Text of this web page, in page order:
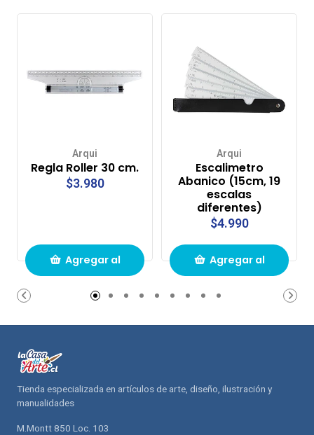
Arqui
Regla Roller 30 cm.
$3.980
Agregar al
carrito de
compras
Arqui
Escalimetro
Abanico (15cm, 19
escalas
diferentes)
$4.990
Agregar al
carrito de
compras
Tienda especializada en artículos de arte, diseño, ilustración y
manualidades
M.Montt 850 Loc. 103